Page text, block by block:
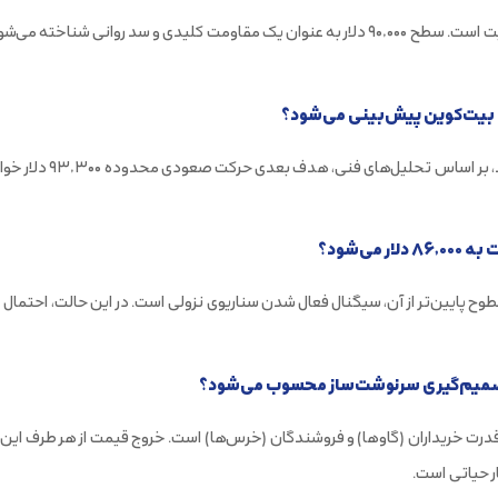
اگر خریداران موفق
سرنوشت‌ساز محسوب می‌شود؟
خریداران (گاوها) و فروشندگان (خرس‌ها) است. خروج قیمت از هر طرف این
حیاتی است.